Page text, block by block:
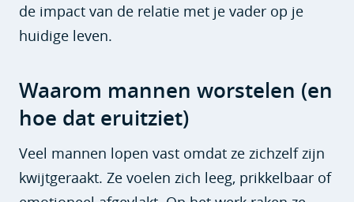
de impact van de relatie met je vader op je
huidige leven.
Waarom mannen worstelen (en
hoe dat eruitziet)
Veel mannen lopen vast omdat ze zichzelf zijn
kwijtgeraakt. Ze voelen zich leeg, prikkelbaar of